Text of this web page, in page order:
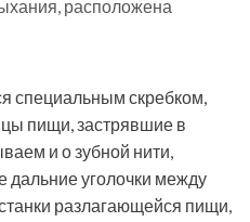
расположена
специальным скребком,
пищи, застрявшие в
и о зубной нити,
дальние уголочки между
разлагающейся пищи,